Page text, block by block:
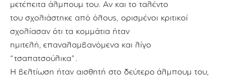
μετέπειτα άλμπουμ του. Αν και το ταλέντο
του σχολιάστηκε από όλους, ορισμένοι κριτικοί
σχολίασαν ότι τα κομμάτια ήταν
ημιτελή, επαναλαμβανόμενα και λίγο
“τσαπατσούλικα”.
Η βελτίωση ήταν αισθητή στο δεύτερο άλμπουμ του,